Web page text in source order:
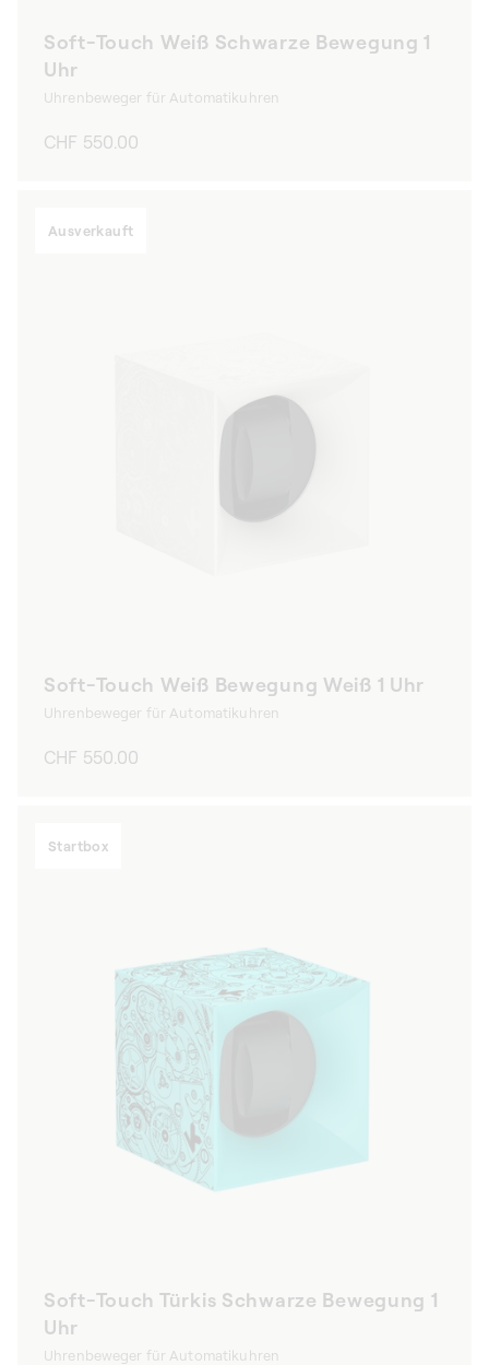
Soft-Touch Weiß Schwarze Bewegung 1
Uhr
Uhrenbeweger für Automatikuhren
Normaler
CHF 550.00
Ausverkauft
Soft-Touch Weiß Bewegung Weiß 1 Uhr
Uhrenbeweger für Automatikuhren
Normaler
CHF 550.00
Startbox
Soft-Touch Türkis Schwarze Bewegung 1
Uhr
Uhrenbeweger für Automatikuhren